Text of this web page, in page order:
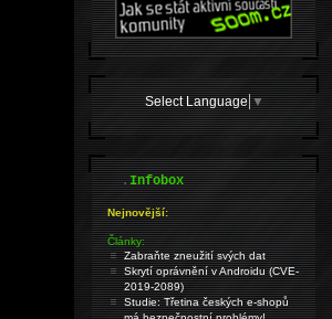
Select Language ▼
.Infobox
Nejnovější:
Články:
Zabraňte zneužití svých dat
Skrytí oprávnění v Androidu (CVE-
2019-2089)
Studie: Třetina českých e-shopů